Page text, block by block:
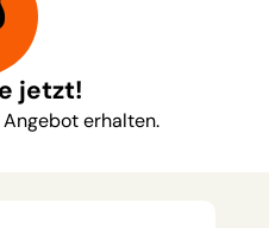
jetzt!
erhalten.